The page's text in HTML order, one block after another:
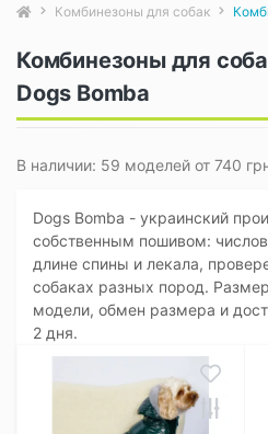
Комбинезоны для собак
Комбинезоны для
Dogs Bomba
В наличии: 59 моделей от 740
Dogs Bomba - украинский
собственным пошивом:
длине спины и лекала,
собаках разных пород.
модели, обмен размера и
2 дня.